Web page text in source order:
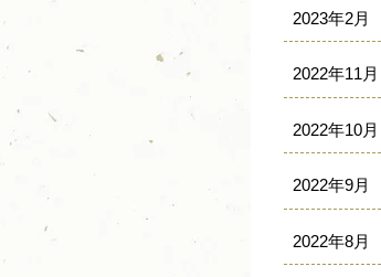
2023年2月
2022年11月
2022年10月
2022年9月
2022年8月